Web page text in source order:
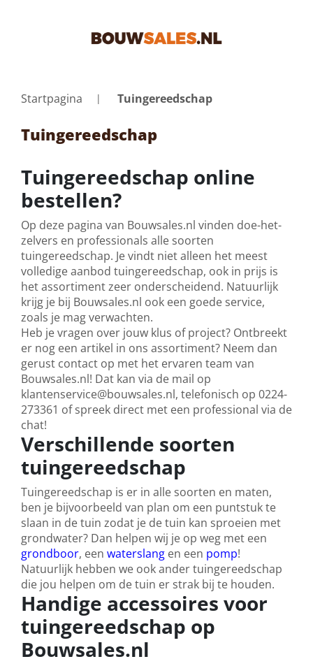
Startpagina Tuingereedschap
Tuingereedschap
Tuingereedschap online
bestellen?
Op deze pagina van Bouwsales.nl vinden doe-het-
zelvers en professionals alle soorten
tuingereedschap. Je vindt niet alleen het meest
volledige aanbod tuingereedschap, ook in prijs is
het assortiment zeer onderscheidend. Natuurlijk
krijg je bij Bouwsales.nl ook een goede service,
zoals je mag verwachten.
Heb je vragen over jouw klus of project? Ontbreekt
er nog een artikel in ons assortiment? Neem dan
gerust contact op met het ervaren team van
Bouwsales.nl! Dat kan via de mail op
klantenservice@bouwsales.nl, telefonisch op 0224-
273361 of spreek direct met een professional via de
chat!
Verschillende soorten
tuingereedschap
Tuingereedschap is er in alle soorten en maten,
ben je bijvoorbeeld van plan om een puntstuk te
slaan in de tuin zodat je de tuin kan sproeien met
grondwater? Dan helpen wij je op weg met een
grondboor, een waterslang en een pomp!
Natuurlijk hebben we ook ander tuingereedschap
die jou helpen om de tuin er strak bij te houden.
Handige accessoires voor
tuingereedschap op
Bouwsales.nl